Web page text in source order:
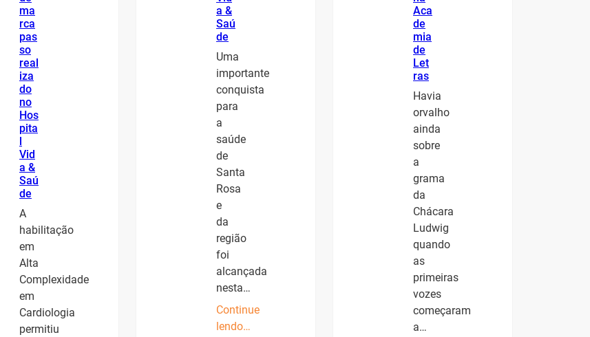
ma
rca
pas
so
real
iza
do
no
Hos
pita
Vid
a &
Saú
de
A
habilitação
em
Alta
Complexidade
em
Cardiologia
permitiu
a &
Saú
de
Uma
importante
conquista
para
a
saúde
de
Santa
Rosa
e
da
região
foi
alcançada
nesta…
Continue
lendo…
Aca
de
mia
de
Let
ras
Havia
orvalho
ainda
sobre
a
grama
da
Chácara
Ludwig
quando
as
primeiras
vozes
começaram
a…